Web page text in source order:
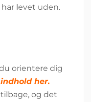
levet uden.
orientere dig
her.
og det